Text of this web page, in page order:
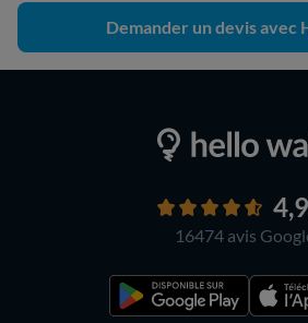
Demander un devis avec
4,9
16474 avis